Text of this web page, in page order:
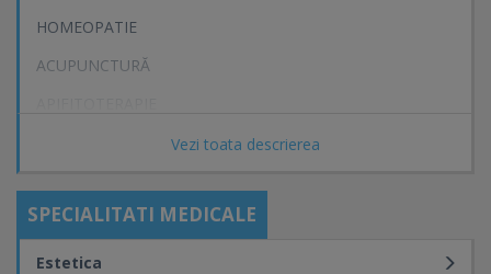
Vezi toata descrierea
HOMEOPATIE
ACUPUNCTURĂ
TERAPIE CU BIOREZONANȚĂ
YUMEIHO
TERAPIE CRANIO-SACRALA
SPECIALITATI MEDICALE
Estetica